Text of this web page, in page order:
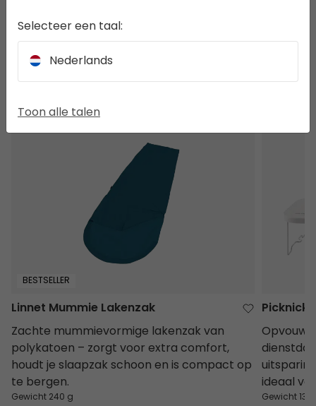
Linnet Mummie Lakenzak
BESTSELLER
Linnet Mummie Lakenzak
Zachte mummievormige lakenzak van
polykatoen – zorgt voor extra comfort,
houdt je slaapzak schoon en is compact op
te bergen.
Gewicht 240 g
ideaal
Gewicht
Selecteer een taal:
Nederlands
Toon alle talen